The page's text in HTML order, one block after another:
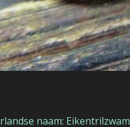
naam: Eikentrilzwam